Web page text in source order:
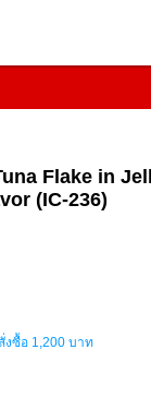
Flake in
(IC-236)
งซื้อ 1,200 บาท